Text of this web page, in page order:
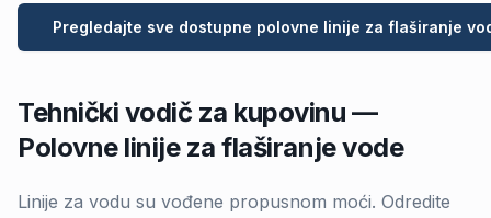
Pregledajte sve dostupne polovne linije za flaširanje
Tehnički vodič za kupovinu —
Polovne linije za flaširanje vode
Linije za vodu su vođene propusnom moći. Odredite